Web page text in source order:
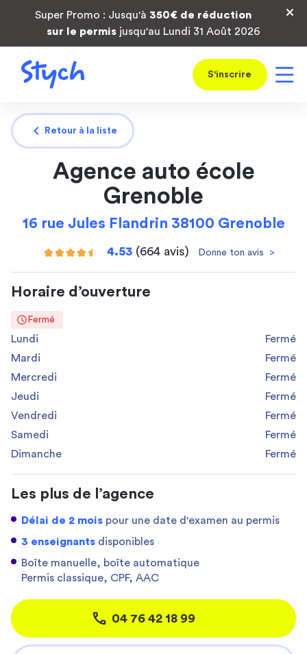
Super Promo : Jusqu'à 350€ de réduction
sur le permis jusqu'au Lundi 31 Août 2026
S'inscrire
chevron_left Retour à la liste
Agence auto école
Grenoble
16 rue Jules Flandrin 38100 Grenoble
4.53 (664 avis) Donne ton avis >
Horaire d’ouverture
Fermé
Lundi
Fermé
Mardi
Fermé
Mercredi
Fermé
Jeudi
Fermé
Vendredi
Fermé
Samedi
Fermé
Dimanche
Fermé
Les plus de l’agence
Délai de 2 mois pour une date d'examen au permis
3 enseignants disponibles
Boîte manuelle, boîte automatique
Permis classique, CPF, AAC
04 76 42 18 99